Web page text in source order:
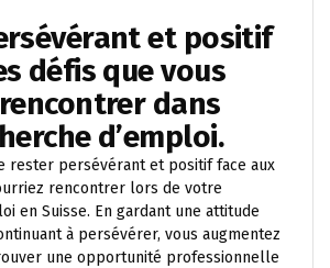
et positif
défis que vous
dans
d’emploi.
rester persévérant et positif face aux
rencontrer lors de votre
en Suisse. En gardant une attitude
à persévérer, vous augmentez
une opportunité professionnelle